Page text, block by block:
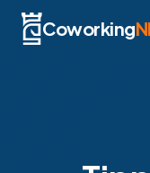
Coworking